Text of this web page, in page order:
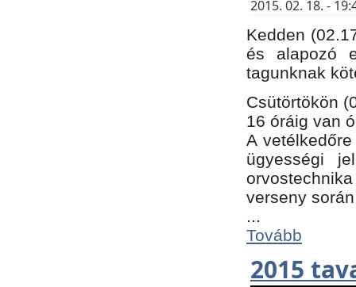
2015. 02. 18. -
Kedden
és alapozó
tagunknak
Csütörtökön
16 óráig van
A
ügyességi
verseny
...
Tovább
2015